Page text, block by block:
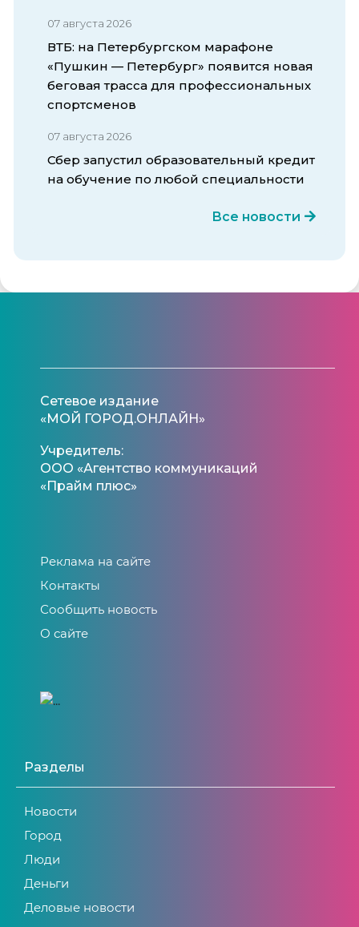
07 августа 2026
ВТБ: на Петербургском марафоне
«Пушкин — Петербург» появится новая
беговая трасса для профессиональных
спортсменов
07 августа 2026
Сбер запустил образовательный кредит
на обучение по любой специальности
Все новости
Сетевое издание
«МОЙ ГОРОД.ОНЛАЙН»
Учредитель:
ООО «Агентство коммуникаций
«Прайм плюс»
Реклама на сайте
Контакты
Сообщить новость
О сайте
Разделы
Новости
Город
Люди
Деньги
Деловые новости